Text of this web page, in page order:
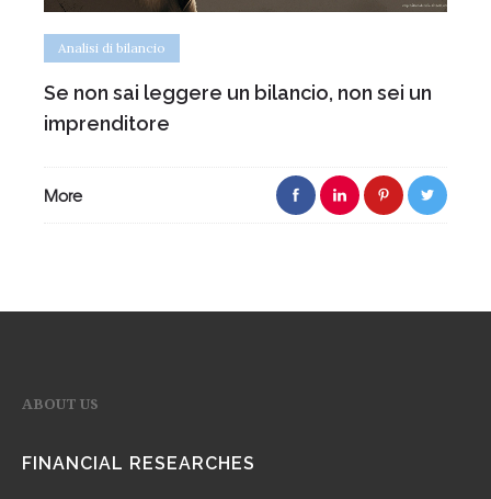
Analisi di bilancio
Se non sai leggere un bilancio, non sei un
imprenditore
More
ABOUT US
FINANCIAL RESEARCHES